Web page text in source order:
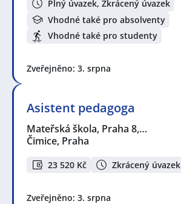
Plný úvazek, Zkrácený úvazek
Vhodné také pro absolventy
Vhodné také pro studenty
Zveřejněno: 3. srpna
Asistent pedagoga
Mateřská škola, Praha 8,…
Čimice, Praha
23 520 Kč Zkrácený úvazek
Zveřejněno: 3. srpna